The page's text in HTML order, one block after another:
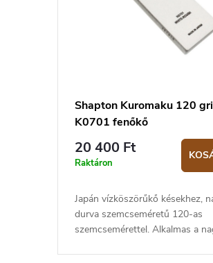
Shapton Kuromaku 120
K0701 fenőkő
20 400 Ft
Raktáron
Japán vízköszörűkő késekhez,
durva szemcseméretű 120-as
szemcsemérettel. Alkalmas a